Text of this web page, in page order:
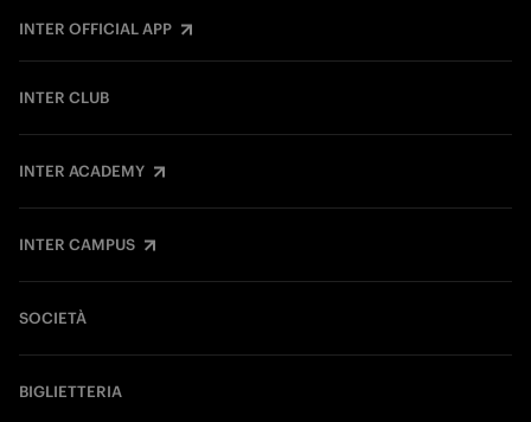
INTER OFFICIAL APP
INTER CLUB
INTER ACADEMY
INTER CAMPUS
SOCIETÀ
BIGLIETTERIA